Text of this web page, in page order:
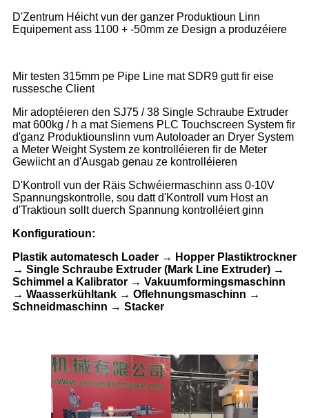
D'Zentrum Héicht vun der ganzer Produktioun Linn
Equipement ass 1100 + -50mm ze Design a produzéiere
Mir testen 315mm pe Pipe Line mat SDR9 gutt fir eise
russesche Client
Mir adoptéieren den SJ75 / 38 Single Schraube Extruder
mat 600kg / h a mat Siemens PLC Touchscreen System fir
d'ganz Produktiounslinn vum Autoloader an Dryer System
a Meter Weight System ze kontrolléieren fir de Meter
Gewiicht an d'Ausgab genau ze kontrolléieren
D'Kontroll vun der Räis Schwéiermaschinn ass 0-10V
Spannungskontrolle, sou datt d'Kontroll vum Host an
d'Traktioun sollt duerch Spannung kontrolléiert ginn
Konfiguratioun:
Plastik automatesch Loader → Hopper Plastiktrockner
→ Single Schraube Extruder (Mark Line Extruder) →
Schimmel a Kalibrator → Vakuumformingsmaschinn
→ Waasserkühltank → Oflehnungsmaschinn →
Schneidmaschinn → Stacker